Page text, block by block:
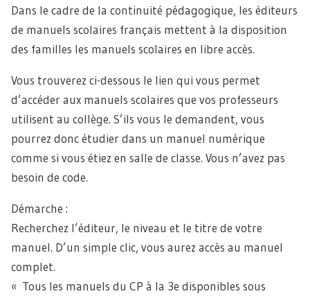
Dans le cadre de la continuité pédagogique, les éditeurs
de manuels scolaires français mettent à la disposition
des familles les manuels scolaires en libre accès.
Vous trouverez ci-dessous le lien qui vous permet
d’accéder aux manuels scolaires que vos professeurs
utilisent au collège. S’ils vous le demandent, vous
pourrez donc étudier dans un manuel numérique
comme si vous étiez en salle de classe. Vous n’avez pas
besoin de code.
Démarche :
Recherchez l’éditeur, le niveau et le titre de votre
manuel. D’un simple clic, vous aurez accès au manuel
complet.
« Tous les manuels du CP à la 3e disponibles sous